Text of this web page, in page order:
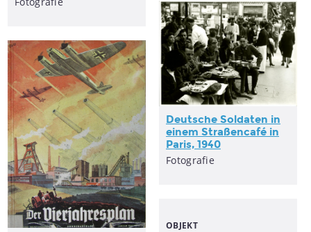
Deutsche Soldaten in
einem Straßencafé in
Paris, 1940
Fotografie
OBJEKT